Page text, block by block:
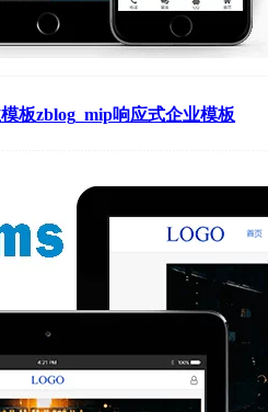
板zblog_mip响应式企业模板